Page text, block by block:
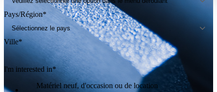
Pays/Région*
Ville*
I'm interested in*
Matériel neuf, d'occasion ou de location